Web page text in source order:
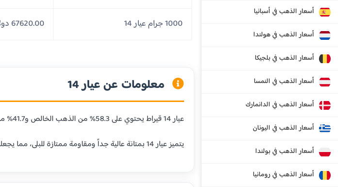
أسعار الذهب في أسبانيا
أسعار الذهب في هولندا
أسعار الذهب في بلجيكا
أسعار الذهب في النمسا
أسعار الذهب في الدانمارك
أسعار الذهب في اليونان
أسعار الذهب في بولندا
أسعار الذهب في رومانيا
1000 جرام عيار 14 67620.00 دولار جزر كايمان
معلومات عن عيار 14
عيار 14 قيراط يحتوي على 58.3% من الذهب الخالص و41.7% من المعادن الأخرى. هذا العيار شائع في الولايات المتحدة وأوروبا، ويستخدم في المجوهرات اليومية.
يتميز عيار 14 بمتانة عالية جداً ومقاومة ممتازة للبلى، مما يجعله مناسباً للمجوهرات التي يتم ارتداؤها بشكل متكرر.